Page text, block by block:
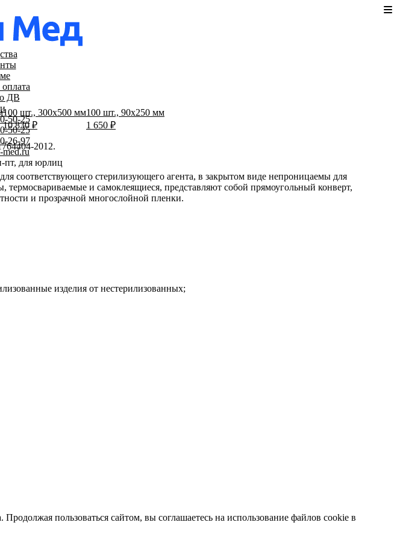
ДВ
50-25
50-25
26-97
med.ru
пт, для юрлиц
100 шт., 300х500 мм
10 830 ₽
100 шт., 90x250 мм
1 650 ₽
2012.
соответствующего стерилизующего агента, в закрытом виде непроницаемы для
и самоклеящиеся, представляют собой прямоугольный конверт,
и прозрачной многослойной пленки.
изделия от нестерилизованных;
пользоваться сайтом, вы соглашаетесь на использование файлов cookie в